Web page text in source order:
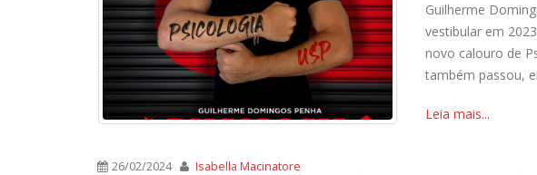
Guilherme
vestibular em
novo calouro de
também passou,
Leia mais...
26/02/2024
Isabella Macinatore